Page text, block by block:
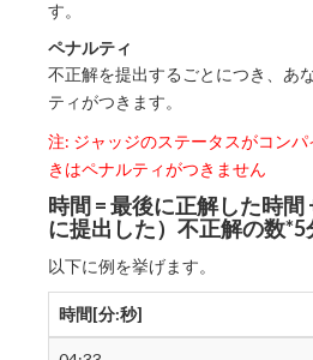
す。
ペナルティ
不正解を提出するごとにつき、あ
ティがつきます。
注: ジャッジのステータスがコンパ
きはペナルティがつきません
時間 = 最後に正解した時
に提出した）不正解の数*5
以下に例を挙げます。
時間[分:秒]